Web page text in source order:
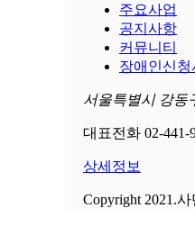
주요사업
공지사항
커뮤니티
장애인신청
서울특별시 강동
대표전화 02-441-
상세정보
Copyright 2021.